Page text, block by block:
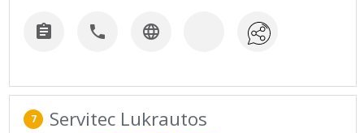
  
7 Servitec Lukrautos